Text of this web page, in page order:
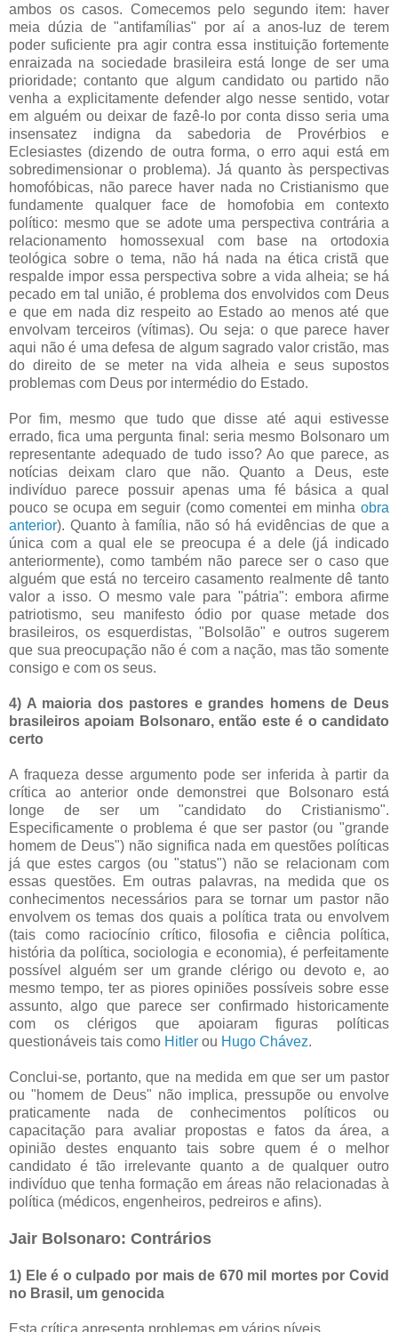
ambos os casos. Comecemos pelo segundo item: haver
meia dúzia de "antifamílias" por aí a anos-luz de terem
poder suficiente pra agir contra essa instituição fortemente
enraizada na sociedade brasileira está longe de ser uma
prioridade; contanto que algum candidato ou partido não
venha a explicitamente defender algo nesse sentido, votar
em alguém ou deixar de fazê-lo por conta disso seria uma
insensatez indigna da sabedoria de Provérbios e
Eclesiastes (dizendo de outra forma, o erro aqui está em
sobredimensionar o problema). Já quanto às perspectivas
homofóbicas, não parece haver nada no Cristianismo que
fundamente qualquer face de homofobia em contexto
político: mesmo que se adote uma perspectiva contrária a
relacionamento homossexual com base na ortodoxia
teológica sobre o tema, não há nada na ética cristã que
respalde impor essa perspectiva sobre a vida alheia; se há
pecado em tal união, é problema dos envolvidos com Deus
e que em nada diz respeito ao Estado ao menos até que
envolvam terceiros (vítimas). Ou seja: o que parece haver
aqui não é uma defesa de algum sagrado valor cristão, mas
do direito de se meter na vida alheia e seus supostos
problemas com Deus por intermédio do Estado.
Por fim, mesmo que tudo que disse até aqui estivesse
errado, fica uma pergunta final: seria mesmo Bolsonaro um
representante adequado de tudo isso? Ao que parece, as
notícias deixam claro que não. Quanto a Deus, este
indivíduo parece possuir apenas uma fé básica a qual
pouco se ocupa em seguir (como comentei em minha obra
anterior). Quanto à família, não só há evidências de que a
única com a qual ele se preocupa é a dele (já indicado
anteriormente), como também não parece ser o caso que
alguém que está no terceiro casamento realmente dê tanto
valor a isso. O mesmo vale para "pátria": embora afirme
patriotismo, seu manifesto ódio por quase metade dos
brasileiros, os esquerdistas, "Bolsolão" e outros sugerem
que sua preocupação não é com a nação, mas tão somente
consigo e com os seus.
4) A maioria dos pastores e grandes homens de Deus
brasileiros apoiam Bolsonaro, então este é o candidato
certo
A fraqueza desse argumento pode ser inferida à partir da
crítica ao anterior onde demonstrei que Bolsonaro está
longe de ser um "candidato do Cristianismo".
Especificamente o problema é que ser pastor (ou "grande
homem de Deus") não significa nada em questões políticas
já que estes cargos (ou "status") não se relacionam com
essas questões. Em outras palavras, na medida que os
conhecimentos necessários para se tornar um pastor não
envolvem os temas dos quais a política trata ou envolvem
(tais como raciocínio crítico, filosofia e ciência política,
história da política, sociologia e economia), é perfeitamente
possível alguém ser um grande clérigo ou devoto e, ao
mesmo tempo, ter as piores opiniões possíveis sobre esse
assunto, algo que parece ser confirmado historicamente
com os clérigos que apoiaram figuras políticas
questionáveis tais como Hitler ou Hugo Chávez.
Conclui-se, portanto, que na medida em que ser um pastor
ou "homem de Deus" não implica, pressupõe ou envolve
praticamente nada de conhecimentos políticos ou
capacitação para avaliar propostas e fatos da área, a
opinião destes enquanto tais sobre quem é o melhor
candidato é tão irrelevante quanto a de qualquer outro
indivíduo que tenha formação em áreas não relacionadas à
política (médicos, engenheiros, pedreiros e afins).
Jair Bolsonaro: Contrários
1) Ele é o culpado por mais de 670 mil mortes por Covid
no Brasil, um genocida
Esta crítica apresenta problemas em vários níveis.